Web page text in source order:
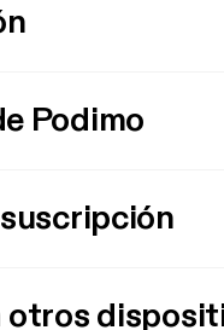
Podimo
otros